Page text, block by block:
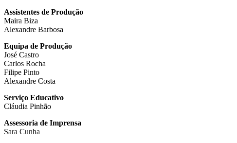
Assistentes de Produção
Maira Biza
Alexandre Barbosa
Equipa de Produção
José Castro
Carlos Rocha
Filipe Pinto
Alexandre Costa
Serviço Educativo
Cláudia Pinhão
Assessoria de Imprensa
Sara Cunha